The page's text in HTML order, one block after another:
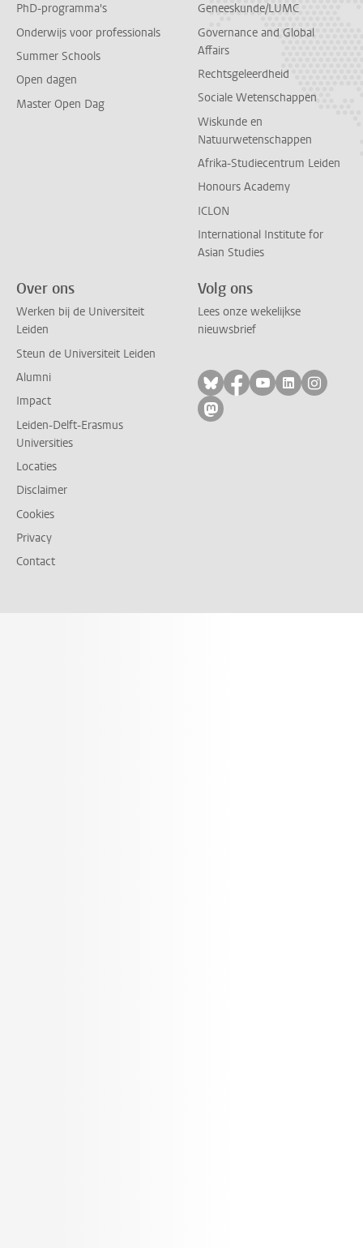
PhD-programma's
Onderwijs voor professionals
Summer Schools
Open dagen
Master Open Dag
Geneeskunde/LUMC
Governance and Global
Affairs
Rechtsgeleerdheid
Sociale Wetenschappen
Wiskunde en
Natuurwetenschappen
Afrika-Studiecentrum Leiden
Honours Academy
ICLON
International Institute for
Asian Studies
Over ons
Werken bij de Universiteit
Leiden
Steun de Universiteit Leiden
Alumni
Impact
Leiden-Delft-Erasmus
Universities
Locaties
Disclaimer
Cookies
Privacy
Contact
Volg ons
Lees onze wekelijkse
nieuwsbrief
Volg ons op bluesky
Volg ons op
Volg ons op
Volg ons
Volg
Volg ons op mastodon